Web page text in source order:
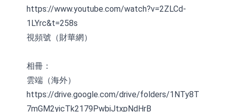
https://www.youtube.com/watch?v=2ZLCd-
1LYrc&t=258s
視頻號（財華網）
相冊：
雲端（海外）
https://drive.google.com/drive/folders/1NTy8T
7mGM2yicTk2179PwbiJtxpNdHrB